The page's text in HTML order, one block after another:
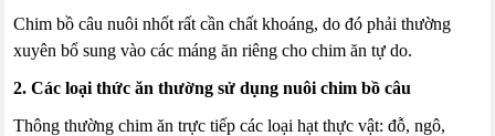
Chim bồ câu nuôi nhốt rất cần chất khoáng, do đó phải thường
xuyên bổ sung vào các máng ăn riêng cho chim ăn tự do.
2. Các loại thức ăn thường sử dụng nuôi chim bồ câu
Thông thường chim ăn trực tiếp các loại hạt thực vật: đỗ, ngô,